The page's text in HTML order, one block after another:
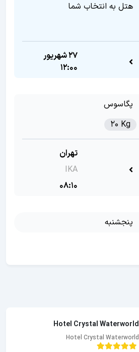
هتل به انتخاب شما
27 شهریور
12:00
پگاسوس
20 Kg
تهران
IKA
08:10
پنجشنبه
Hotel Crystal Waterworld
Hotel Crystal Waterworld